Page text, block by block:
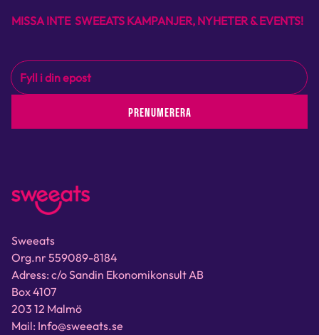
MISSA INTE SWEEATS KAMPANJER, NYHETER & EVENTS!
PRENUMERERA
Sweeats
Org.nr 559089-8184
Adress: c/o Sandin Ekonomikonsult AB
Box 4107
203 12 Malmö
Mail: Info@sweeats.se